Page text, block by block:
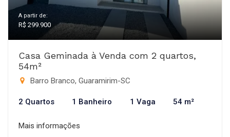
A partir de:
R$ 299.900
Casa Geminada à Venda com 2 quartos,
54m²
Barro Branco, Guaramirim-SC
2 Quartos 1 Banheiro 1 Vaga 54 m²
Mais informações